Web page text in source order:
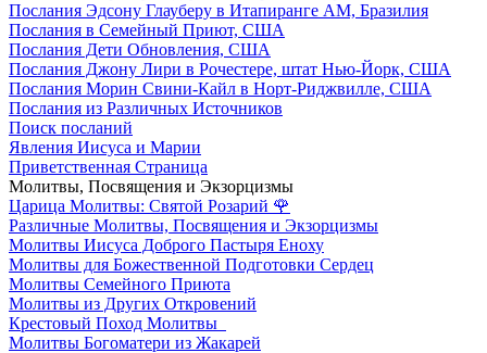
Послания Эдсону Глауберу в Итапиранге AM, Бразилия
Послания в Семейный Приют, США
Послания Дети Обновления, США
Послания Джону Лири в Рочестере, штат Нью-Йорк, США
Послания Морин Свини-Кайл в Норт-Риджвилле, США
Послания из Различных Источников
Поиск посланий
Явления Иисуса и Марии
Приветственная Страница
Молитвы, Посвящения и Экзорцизмы
Царица Молитвы: Святой Розарий 🌹
Различные Молитвы, Посвящения и Экзорцизмы
Молитвы Иисуса Доброго Пастыря Еноху
Молитвы для Божественной Подготовки Сердец
Молитвы Семейного Приюта
Молитвы из Других Откровений
Крестовый Поход Молитвы
Молитвы Богоматери из Жакарей